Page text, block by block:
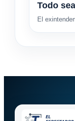
Todo
El